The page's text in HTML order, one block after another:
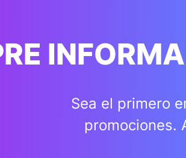
Sea el primero
promociones.